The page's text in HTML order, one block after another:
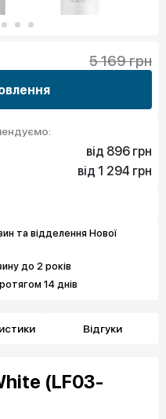
5 169 грн
від 896 грн
896 грн
від 1 294 грн
та відделення Нової
до 2 років
14 днів
Відгуки
(LF03-